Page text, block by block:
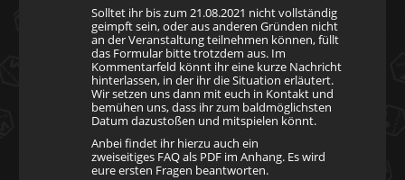
Solltet ihr bis zum 21.08.2021 nicht vollständig
geimpft sein, oder aus anderen Gründen nicht
an der Veranstaltung teilnehmen können, füllt
das Formular bitte trotzdem aus. Im
Kommentarfeld könnt ihr eine kurze Nachricht
hinterlassen, in der ihr die Situation erläutert.
Wir setzen uns dann mit euch in Kontakt und
bemühen uns, dass ihr zum baldmöglichsten
Datum dazustoßen und mitspielen könnt.
Anbei findet ihr hierzu auch ein
zweiseitiges FAQ als PDF im Anhang. Es wird
eure ersten Fragen beantworten.